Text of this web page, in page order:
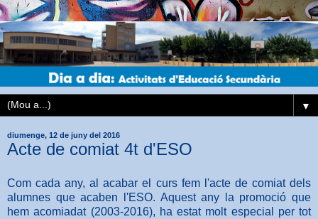
▼
diumenge, 12 de juny del 2016
Acte de comiat 4t d'ESO
Com cada any, al acabar el curs fem l'acte de comiat dels
alumnes que acaben l'ESO. Aquest any la promoció que
hem acomiadat (2003-2016), ha estat molt especial per tot